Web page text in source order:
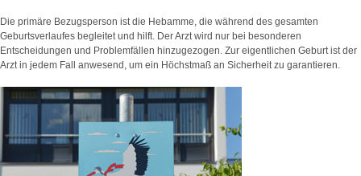
Die primäre Bezugsperson ist die Hebamme, die während des gesamten
Geburtsverlaufes begleitet und hilft. Der Arzt wird nur bei besonderen
Entscheidungen und Problemfällen hinzugezogen. Zur eigentlichen Geburt ist der
Arzt in jedem Fall anwesend, um ein Höchstmaß an Sicherheit zu garantieren.